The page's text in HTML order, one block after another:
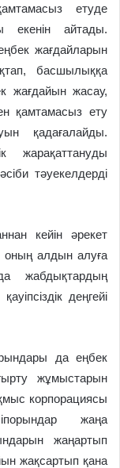
етуде
екенін айтады.
жағдайларын
басшылыққа
жағдайын жасау,
қамтамасыз ету
қадағалайды.
жарақаттануды
тәуекелдерді
кейін әрекет
оның алдын алуға
жабдықтардың
деңгейі
да еңбек
жұмыстарын
корпорациясы
жаңа
жаңартып
жақсартып қана